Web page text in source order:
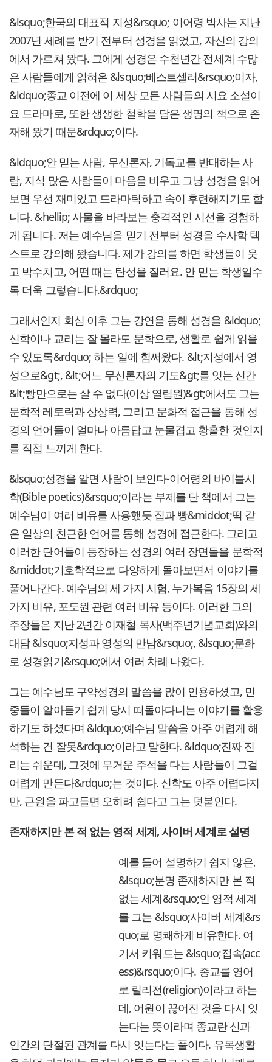
&lsquo;한국의 대표적 지성&rsquo; 이어령 박사는 지난
2007년 세례를 받기 전부터 성경을 읽었고, 자신의 강의
에서 가르쳐 왔다. 그에게 성경은 수천년간 전세계 수많
은 사람들에게 읽혀온 &lsquo;베스트셀러&rsquo;이자,
&ldquo;종교 이전에 이 세상 모든 사람들의 시요 소설이
요 드라마로, 또한 생생한 철학을 담은 생명의 책으로 존
재해 왔기 때문&rdquo;이다.
&ldquo;안 믿는 사람, 무신론자, 기독교를 반대하는 사
람, 지식 많은 사람들이 마음을 비우고 그냥 성경을 읽어
보면 우선 재미있고 드라마틱하고 속이 후련해지기도 합
니다. &hellip; 사물을 바라보는 충격적인 시선을 경험하
게 됩니다. 저는 예수님을 믿기 전부터 성경을 수사학 텍
스트로 강의해 왔습니다. 제가 강의를 하면 학생들이 웃
고 박수치고, 어떤 때는 탄성을 질러요. 안 믿는 학생일수
록 더욱 그렇습니다.&rdquo;
그래서인지 회심 이후 그는 강연을 통해 성경을 &ldquo;
신학이나 교리는 잘 몰라도 문학으로, 생활로 쉽게 읽을
수 있도록&rdquo; 하는 일에 힘써왔다. &lt;지성에서 영
성으로&gt;, &lt;어느 무신론자의 기도&gt;를 잇는 신간
&lt;빵만으로는 살 수 없다(이상 열림원)&gt;에서도 그는
문학적 레토릭과 상상력, 그리고 문화적 접근을 통해 성
경의 언어들이 얼마나 아름답고 눈물겹고 황홀한 것인지
를 직접 느끼게 한다.
&lsquo;성경을 알면 사람이 보인다-이어령의 바이블시
학(Bible poetics)&rsquo;이라는 부제를 단 책에서 그는
예수님이 여러 비유를 사용했듯 집과 빵&middot;떡 같
은 일상의 친근한 언어를 통해 성경에 접근한다. 그리고
이러한 단어들이 등장하는 성경의 여러 장면들을 문학적
&middot;기호학적으로 다양하게 돌아보면서 이야기를
풀어나간다. 예수님의 세 가지 시험, 누가복음 15장의 세
가지 비유, 포도원 관련 여러 비유 등이다. 이러한 그의
주장들은 지난 2년간 이재철 목사(백주년기념교회)와의
대담 &lsquo;지성과 영성의 만남&rsquo;, &lsquo;문화
로 성경읽기&rsquo;에서 여러 차례 나왔다.
그는 예수님도 구약성경의 말씀을 많이 인용하셨고, 민
중들이 알아듣기 쉽게 당시 떠돌아다니는 이야기를 활용
하기도 하셨다며 &ldquo;예수님 말씀을 아주 어렵게 해
석하는 건 잘못&rdquo;이라고 말한다. &ldquo;진짜 진
리는 쉬운데, 그것에 무거운 주석을 다는 사람들이 그걸
어렵게 만든다&rdquo;는 것이다. 신학도 아주 어렵다지
만, 근원을 파고들면 오히려 쉽다고 그는 덧붙인다.
존재하지만 본 적 없는 영적 세계, 사이버 세계로 설명
예를 들어 설명하기 쉽지 않은,
&lsquo;분명 존재하지만 본 적
없는 세계&rsquo;인 영적 세계
를 그는 &lsquo;사이버 세계&rs
quo;로 명쾌하게 비유한다. 여
기서 키워드는 &lsquo;접속(acc
ess)&rsquo;이다. 종교를 영어
로 릴리전(religion)이라고 하는
데, 어원이 끊어진 것을 다시 잇
는다는 뜻이라며 종교란 신과
인간의 단절된 관계를 다시 잇는다는 풀이다. 유목생활